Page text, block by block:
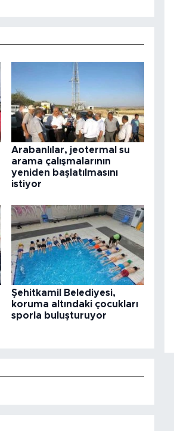
Arabanlılar, jeotermal su
arama çalışmalarının
yeniden başlatılmasını
istiyor
Şehitkamil Belediyesi,
koruma altındaki çocukları
sporla buluşturuyor